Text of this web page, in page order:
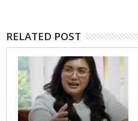
RELATED POST